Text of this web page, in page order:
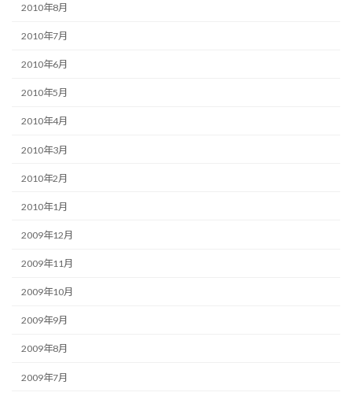
2010年8月
2010年7月
2010年6月
2010年5月
2010年4月
2010年3月
2010年2月
2010年1月
2009年12月
2009年11月
2009年10月
2009年9月
2009年8月
2009年7月